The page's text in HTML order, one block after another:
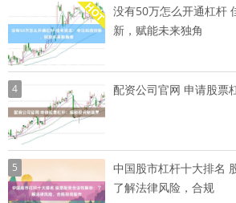
没有50万怎么开通杠杆
新，赋能未来独角
4 配资公司官网 申请股票
5
中国股市杠杆十大排名
了解法律风险，合规